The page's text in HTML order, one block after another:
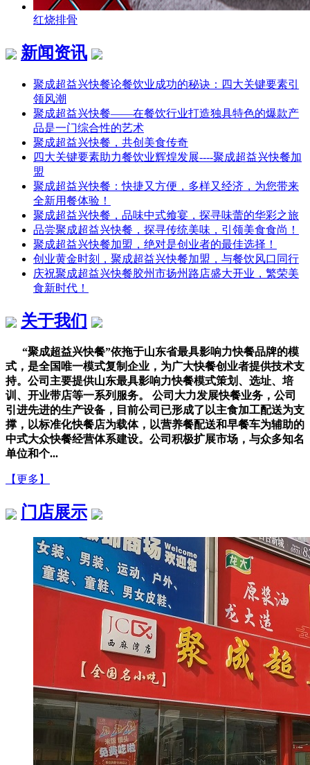
红烧排骨
新闻资讯
聚成超益兴快餐论餐饮业成功的秘诀：四大关键要素引
领风潮
聚成超益兴快餐——在餐饮行业打造独具特色的爆款产
品是一门综合性的艺术
聚成超益兴快餐，共创美食传奇
四大关键要素助力餐饮业辉煌发展----聚成超益兴快餐加
盟
聚成超益兴快餐：快捷又方便，多样又经济，为您带来
全新用餐体验！
聚成超益兴快餐，品味中式飨宴，探寻味蕾的华彩之旅
品尝聚成超益兴快餐，探寻传统美味，引领美食食尚！
聚成超益兴快餐加盟，绝对是创业者的最佳选择！
创业黄金时刻，聚成超益兴快餐加盟，与餐饮风口同行
庆祝聚成超益兴快餐胶州市扬州路店盛大开业，繁荣美
食新时代！
关于我们
“聚成超益兴快餐”依拖于山东省最具影响力快餐品牌的模
式，是全国唯一模式复制企业，为广大快餐创业者提供技术支
持。公司主要提供山东最具影响力快餐模式策划、选址、培
训、开业带店等一系列服务。 公司大力发展快餐业务，公司
引进先进的生产设备，目前公司已形成了以主食加工配送为支
撑，以标准化快餐店为载体，以营养餐配送和早餐车为辅助的
中式大众快餐经营体系建设。公司积极扩展市场，与众多知名
单位和个...
【更多】
门店展示